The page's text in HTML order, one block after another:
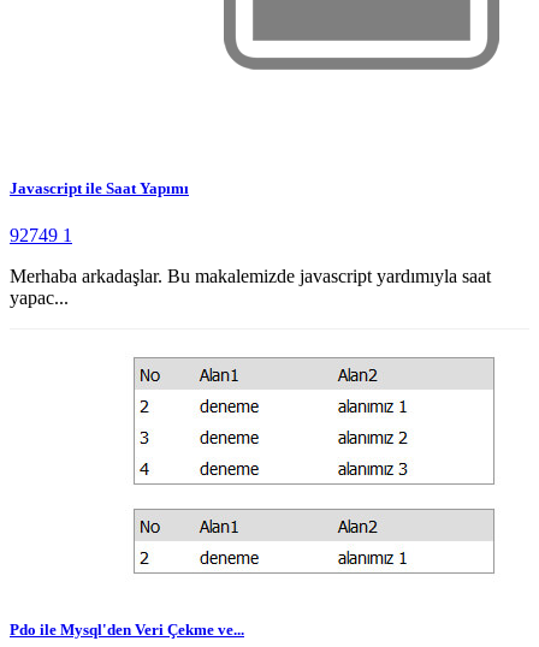
Javascript ile Saat Yapımı
92749 1
Merhaba arkadaşlar. Bu makalemizde javascript yardımıyla saat
yapac...
Pdo ile Mysql'den Veri Çekme ve...